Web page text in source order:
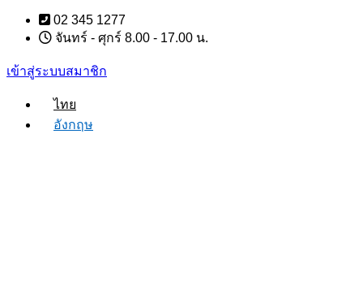
Skip
content
02 345 1277
จันทร์ - ศุกร์ 8.00 - 17.00 น.
เข้าสู่ระบบสมาชิก
ไทย
อังกฤษ